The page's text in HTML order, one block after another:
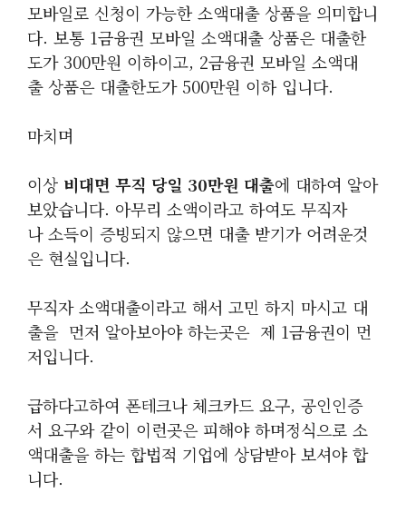
모바일로 신청이 가능한 소액대출 상품을 의미합니
다. 보통 1금융권 모바일 소액대출 상품은 대출한
도가 300만원 이하이고, 2금융권 모바일 소액대
출 상품은 대출한도가 500만원 이하 입니다.
마치며
이상 비대면 무직 당일 30만원 대출에 대하여 알아
보았습니다. 아무리 소액이라고 하여도 무직자
나 소득이 증빙되지 않으면 대출 받기가 어려운것
은 현실입니다.
무직자 소액대출이라고 해서 고민 하지 마시고 대
출을 먼저 알아보아야 하는곳은 제 1금융권이 먼
저입니다.
급하다고하여 폰테크나 체크카드 요구, 공인인증
서 요구와 같이 이런곳은 피해야 하며정식으로 소
액대출을 하는 합법적 기업에 상담받아 보셔야 합
니다.